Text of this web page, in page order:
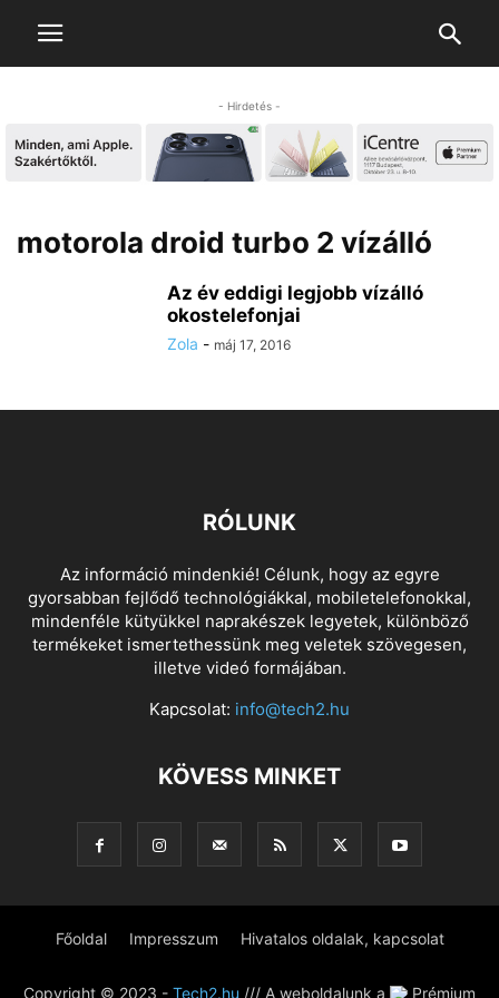
- Hirdetés -
motorola droid turbo 2 vízálló
Az év eddigi legjobb vízálló
okostelefonjai
Zola - máj 17, 2016
RÓLUNK
Az információ mindenkié! Célunk, hogy az egyre
gyorsabban fejlődő technológiákkal, mobiletelefonokkal,
mindenféle kütyükkel naprakészek legyetek, különböző
termékeket ismertethessünk meg veletek szövegesen,
illetve videó formájában.
Kapcsolat: info@tech2.hu
KÖVESS MINKET
Főoldal Impresszum Hivatalos oldalak, kapcsolat
Copyright © 2023 - Tech2.hu /// A weboldalunk a Prémium